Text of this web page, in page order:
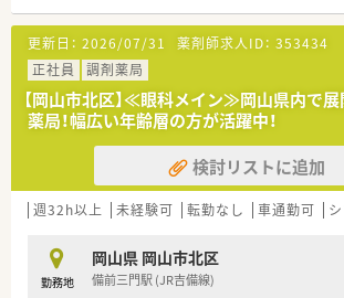
■隣接する医院より耳鼻科や眼科応需して
処方箋応需しています。お買い物に来られ
を受けるのもドラッグストア併設店ならでは
＜会社の特徴＞
■中四国に200店舗以上展開する大手ドラッ
に増加中で成長性がある企業です。
■近年、関西方面にも店舗展開をしています
■ドラッグストア併設調剤薬局を40店舗以上
■店舗拡大に伴いキャリアアップできるポ
頑張り次第で高給与も可能！
らせる嬉しいメリットもたくさんあります！
■「暮らしに役立つことなら何でも取り組も
認知症カフェなどの地域貢献活動を行ってい
更新日： 2026/07/31 薬剤師求人ID： 353434
正社員
調剤薬局
【岡山市北区】≪眼科メイン≫岡山県内で
薬局！幅広い年齢層の方が活躍中！
検討リストに追加
週32h以上 未経験可 転勤なし 車通勤可
勤務地
岡山県 岡山市北区
備前三門駅 (JR吉備線)